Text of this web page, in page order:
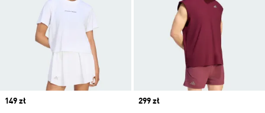
Price
149 zł
Price
299 zł